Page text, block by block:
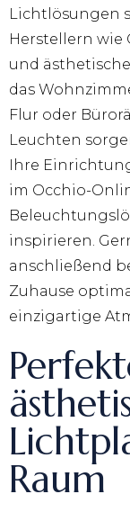
Lichtlösungen
Herstellern wie
und
das
Flur oder
Leuchten
Ihre
im Occhio-
inspirieren.
anschließend
Zuhause
einzigartige
Raum